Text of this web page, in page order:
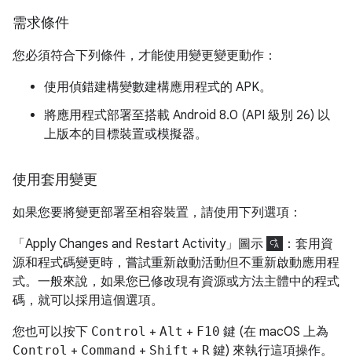
需求條件
您必須符合下列條件，才能使用變更變更動作：
使用偵錯建構變數建構應用程式的 APK。
將應用程式部署至搭載 Android 8.0 (API 級別 26) 以
上版本的目標裝置或模擬器。
使用套用變更
如果您要將變更部署至相容裝置，請使用下列選項：
「Apply Changes and Restart Activity」圖示
：套用資
源和程式碼變更時，嘗試重新啟動活動但不重新啟動應用程
式。一般來說，如果您已修改現有資源或方法主體中的程式
碼，就可以採用這個選項。
您也可以按下 Control + Alt + F10 鍵 (在 macOS 上為
Control + Command + Shift + R 鍵) 來執行這項操作。